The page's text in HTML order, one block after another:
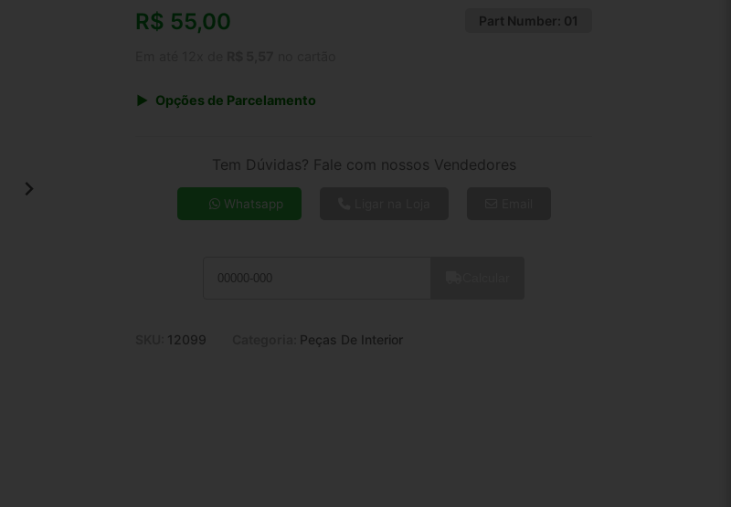
R$ 55,00 Part Number: 01
Opções de Parcelamento
7x de R$ 9,01
9x de R$ 7,19
Tem Dúvidas? Fale com nossos Vendedores
Whatsapp
12099 Peças De Interior